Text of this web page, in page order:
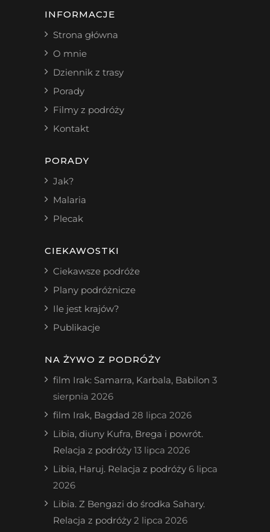
INFORMACJE
Strona główna
O mnie
Dziennik z trasy
Porady
Filmy z podróży
Kontakt
PORADY
Jak?
Malaria
Plecak
CIEKAWOSTKI
Ciekawsze podróże
Plany podróżnicze
Ile jest krajów?
Publikacje
NA ŻYWO Z PODRÓŻY
film Irak: Samarra, Karbala, Babilon 3
sierpnia 2026
film Irak, Bagdad 28 lipca 2026
Libia, diuny Kufra, Brega i powrót.
Relacja z podróży 13 lipca 2026
Libia, Haruj. Relacja z podróży 6 lipca
2026
Libia. Z Bengazi do środka Sahary.
Relacja z podróży 2 lipca 2026